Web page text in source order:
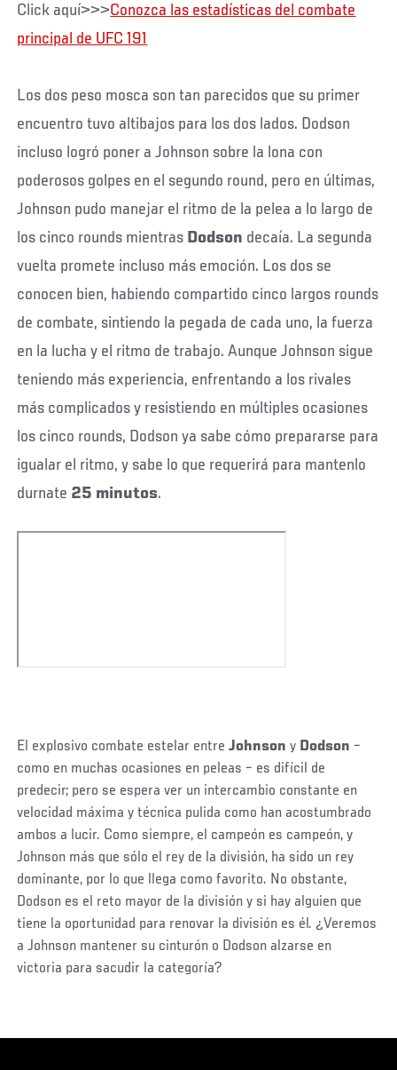
Click aquí>>>Conozca las estadísticas del combate
principal de UFC 191
Los dos peso mosca son tan parecidos que su primer
encuentro tuvo altibajos para los dos lados. Dodson
incluso logró poner a Johnson sobre la lona con
poderosos golpes en el segundo round, pero en últimas,
Johnson pudo manejar el ritmo de la pelea a lo largo de
los cinco rounds mientras Dodson decaía. La segunda
vuelta promete incluso más emoción. Los dos se
conocen bien, habiendo compartido cinco largos rounds
de combate, sintiendo la pegada de cada uno, la fuerza
en la lucha y el ritmo de trabajo. Aunque Johnson sigue
teniendo más experiencia, enfrentando a los rivales
más complicados y resistiendo en múltiples ocasiones
los cinco rounds, Dodson ya sabe cómo prepararse para
igualar el ritmo, y sabe lo que requerirá para mantenlo
durnate 25 minutos.
El explosivo combate estelar entreJohnson y Dodson –
como en muchas ocasiones en peleas – es difícil de
predecir; pero se espera ver un intercambio constante en
velocidad máxima y técnica pulida como han acostumbrado
ambos a lucir. Como siempre, el campeón es campeón, y
Johnson más que sólo el rey de la división, ha sido un rey
dominante, por lo que llega como favorito. No obstante,
Dodson es el reto mayor de la división y si hay alguien que
tiene la oportunidad para renovar la división es él. ¿Veremos
a Johnson mantener su cinturón o Dodson alzarse en
victoria para sacudir la categoría?